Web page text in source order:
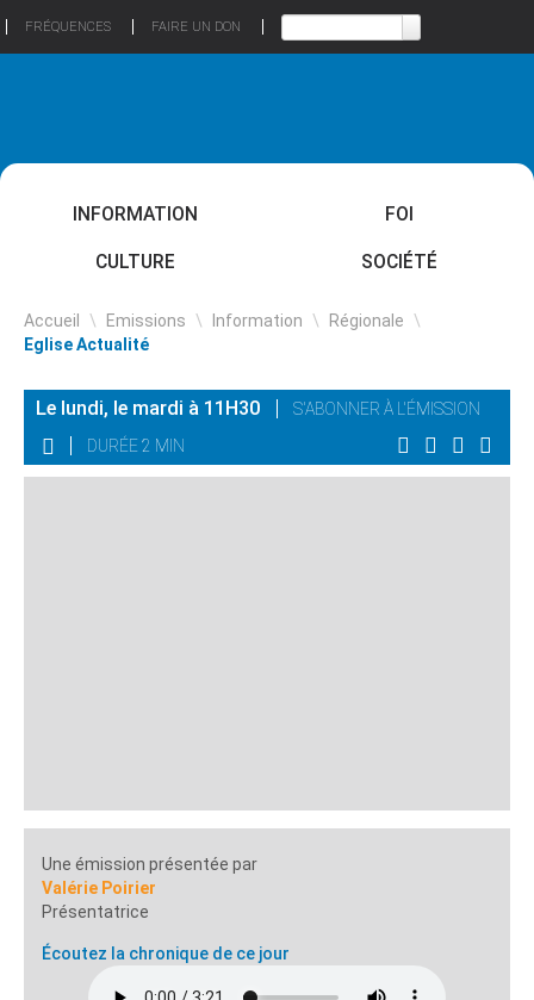
FRÉQUENCES FAIRE UN DON
INFORMATION FOI
CULTURE SOCIÉTÉ
Accueil \ Emissions \ Information \ Régionale \
Eglise Actualité
Le lundi, le mardi à 11H30
S'ABONNER À L'ÉMISSION
DURÉE 2 MIN
Une émission présentée par
Valérie Poirier
Présentatrice
Écoutez la chronique de ce jour